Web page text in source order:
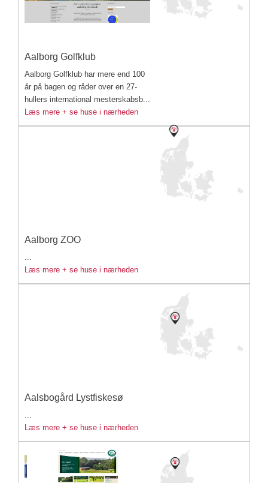
Aalborg Golfklub
Aalborg Golfklub har mere end 100
år på bagen og råder over en 27-
hullers international mesterskabsb...
Læs mere + se huse i nærheden
Aalborg ZOO
...
Læs mere + se huse i nærheden
Aalsbogård Lystfiskesø
...
Læs mere + se huse i nærheden